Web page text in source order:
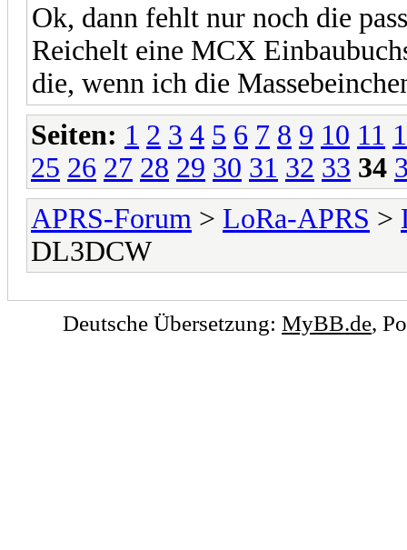
Ok, dann fehlt nur noch die
Reichelt eine MCX
die, wenn ich die
Seiten: 1 2 3 4 5 6 7 8 9 10 11
25 26 27 28 29 30 31 32 33 34
APRS-Forum > LoRa-APRS >
DL3DCW
Deutsche Übersetzung: MyBB.de,